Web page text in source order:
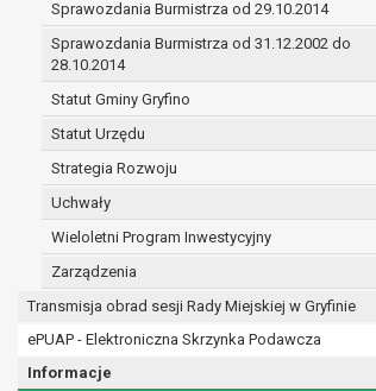
Sprawozdania Burmistrza od 29.10.2014
Sprawozdania Burmistrza od 31.12.2002 do
28.10.2014
Statut Gminy Gryfino
Statut Urzędu
Strategia Rozwoju
Uchwały
Wieloletni Program Inwestycyjny
Zarządzenia
Transmisja obrad sesji Rady Miejskiej w Gryfinie
ePUAP - Elektroniczna Skrzynka Podawcza
Informacje
prawo do żądania
w przypadku gdy:
prawo do żądania
dane nie są już
osoba, której dane
dane osobowe
dane osobowe
osoba, której dane
administrator nie
osoba, której dane